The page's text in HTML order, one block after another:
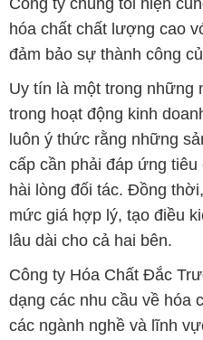
Công ty chúng tôi hiện
hóa chất chất lượng cao
đảm bảo sự thành công
Uy tín là một trong những
trong hoạt động kinh
luôn ý thức rằng những
cấp cần phải đáp ứng
hài lòng đối tác. Đồng
mức giá hợp lý, tạo điều
lâu dài cho cả hai bên.
Công ty Hóa Chất Đắc
dạng các nhu cầu về hóa
các ngành nghề và lĩnh